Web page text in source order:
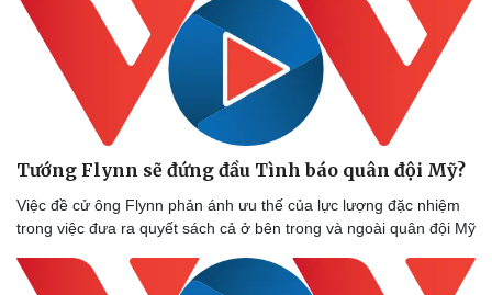
Tướng Flynn sẽ đứng đầu Tình báo quân đội Mỹ?
Việc đề cử ông Flynn phản ánh ưu thế của lực lượng đặc nhiệm
trong việc đưa ra quyết sách cả ở bên trong và ngoài quân đội Mỹ